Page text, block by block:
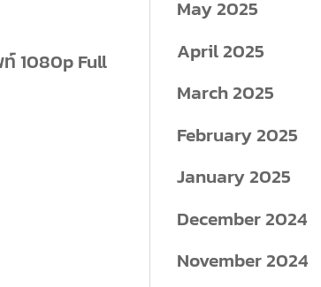
1080p Full
May 2025
April 2025
March 2025
February 2025
January 2025
December 2024
November 2024